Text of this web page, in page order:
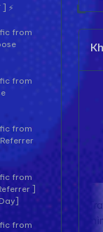
⚡
from
from
from
from
]
from
dịch vụ giúp
thứ hạng SEO rõ